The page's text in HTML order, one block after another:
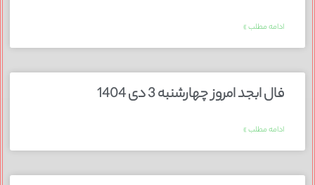
ادامه مطلب »
فال ابجد امروز چهارشنبه 3 دی 1404
ادامه مطلب »